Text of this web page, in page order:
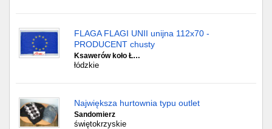
FLAGA FLAGI UNII unijna 112x70 -
PRODUCENT chusty
Ksawerów koło Ł…
łódzkie
Największa hurtownia typu outlet
Sandomierz
świętokrzyskie